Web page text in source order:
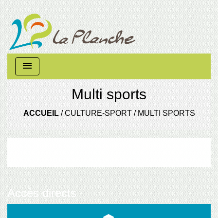
menu
Multi sports
ACCUEIL/CULTURE-SPORT/MULTI SPORTS
Accès directs